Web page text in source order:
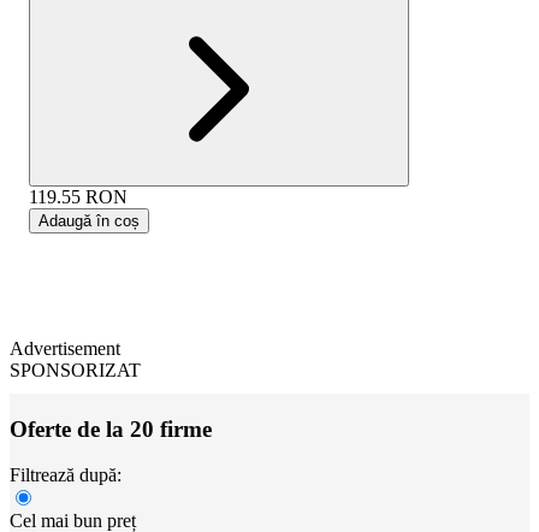
119.55 RON
Adaugă în coș
Advertisement
SPONSORIZAT
Oferte de la 20 firme
Filtrează după:
Cel mai bun preț